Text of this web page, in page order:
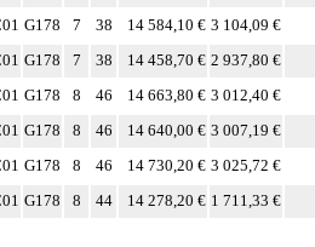
G178 7 38 14 584,10 € 3 104,09 €
G178 7 38 14 458,70 € 2 937,80 €
G178 8 46 14 663,80 € 3 012,40 €
G178 8 46 14 640,00 € 3 007,19 €
G178 8 46 14 730,20 € 3 025,72 €
G178 8 44 14 278,20 € 1 711,33 €